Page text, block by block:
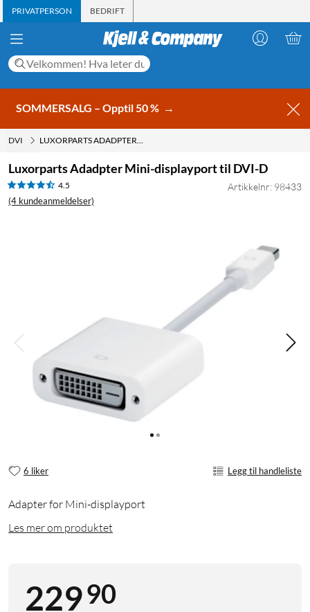
PRIVATPERSON BEDRIFT
SOMMERSALG – Opptil 50 % →
DVI LUXORPARTS ADADPTER MINI-DISPLAYPORT TIL DVI-D
Luxorparts Adadpter Mini-displayport til DVI-D
4.5
(4 kundeanmeldelser)
Artikkelnr: 98433
6 liker Legg til handleliste
Adapter for Mini-displayport
Les mer om produktet
22990